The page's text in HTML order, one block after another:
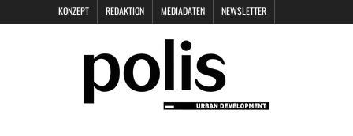
KONZEPT REDAKTION MEDIADATEN NEWSLETTER
DATENSCHUTZ